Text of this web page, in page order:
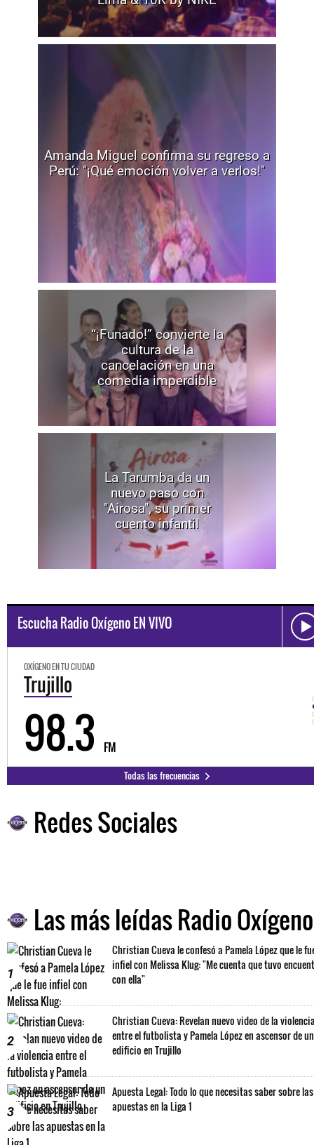
Amanda Miguel confirma su regreso a
Perú: "¡Qué emoción volver a verlos!"
“¡Funado!” convierte la
cultura de la
cancelación en una
comedia imperdible
La Tarumba da un
nuevo paso con
"Airosa", su primer
cuento infantil
Escucha Radio Oxígeno EN VIVO
OXÍGENO EN TU CIUDAD
Trujillo
98.3 FM
Todas las frecuencias
Redes Sociales
Las más leídas Radio Oxígeno
1
Christian Cueva le confesó a Pamela López que le
infiel con Melissa Klug: "Me cuenta que tuvo
con ella"
2
Christian Cueva: Revelan nuevo video de la
entre el futbolista y Pamela López en ascensor de un
edificio en Trujillo
3
Apuesta Legal: Todo lo que necesitas saber sobre las
apuestas en la Liga 1